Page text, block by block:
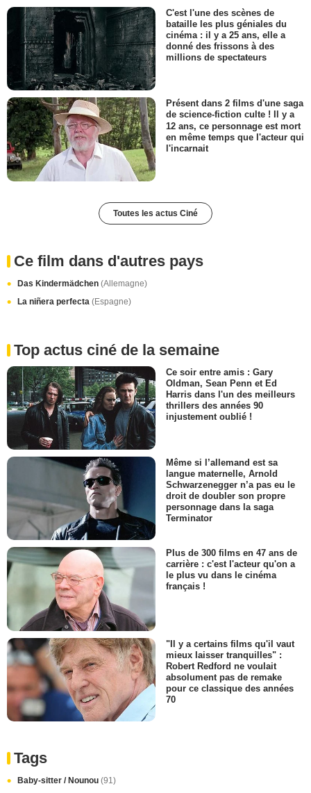
C'est l'une des scènes de
bataille les plus géniales du
cinéma : il y a 25 ans, elle a
donné des frissons à des
millions de spectateurs
Présent dans 2 films d'une saga
de science-fiction culte ! Il y a
12 ans, ce personnage est mort
en même temps que l'acteur qui
l'incarnait
Toutes les actus Ciné
Ce film dans d'autres pays
Das Kindermädchen (Allemagne)
La niñera perfecta (Espagne)
Top actus ciné de la semaine
Ce soir entre amis : Gary
Oldman, Sean Penn et Ed
Harris dans l'un des meilleurs
thrillers des années 90
injustement oublié !
Même si l’allemand est sa
langue maternelle, Arnold
Schwarzenegger n’a pas eu le
droit de doubler son propre
personnage dans la saga
Terminator
Plus de 300 films en 47 ans de
carrière : c'est l'acteur qu'on a
le plus vu dans le cinéma
français !
"Il y a certains films qu'il vaut
mieux laisser tranquilles" :
Robert Redford ne voulait
absolument pas de remake
pour ce classique des années
70
Tags
Baby-sitter / Nounou (91)